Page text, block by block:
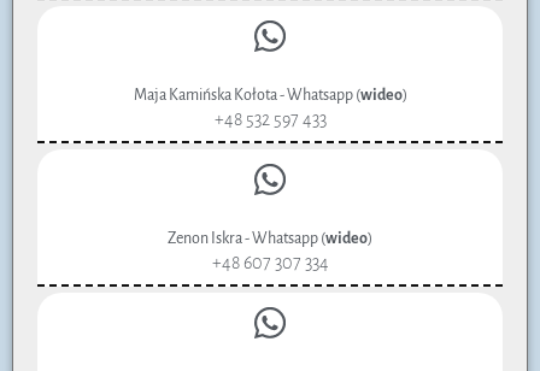
Maja Kamińska Kołota - Whatsapp (wideo)
+48 532 597 433
Zenon Iskra - Whatsapp (wideo)
+48 607 307 334